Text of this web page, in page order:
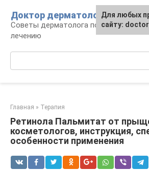
контенту
Доктор дерматолог
Советы дерматолога по уходу за
лечению
Главная » Терапия
Ретинола Пальмитат от
косметологов, инструкция,
особенности применения
Для любых
сайту: